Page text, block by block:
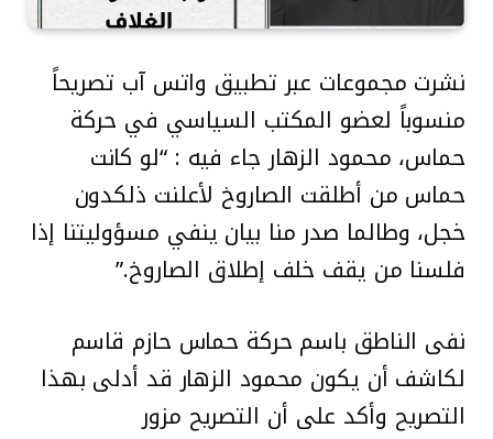
نشرت مجموعات عبر تطبيق واتس آب تصريحاً
منسوباً لعضو المكتب السياسي في حركة
حماس، محمود الزهار جاء فيه : “لو كانت
حماس من أطلقت الصاروخ لأعلنت ذلكدون
خجل، وطالما صدر منا بيان ينفي مسؤوليتنا إذا
فلسنا من يقف خلف إطلاق الصاروخ.”
نفى الناطق باسم حركة حماس حازم قاسم
لكاشف أن يكون محمود الزهار قد أدلى بهذا
التصريح وأكد على أن التصريح مزور